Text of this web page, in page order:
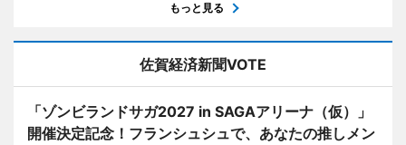
もっと見る
佐賀経済新聞VOTE
「ゾンビランドサガ2027 in SAGAアリーナ（仮）」
開催決定記念！フランシュシュで、あなたの推しメン